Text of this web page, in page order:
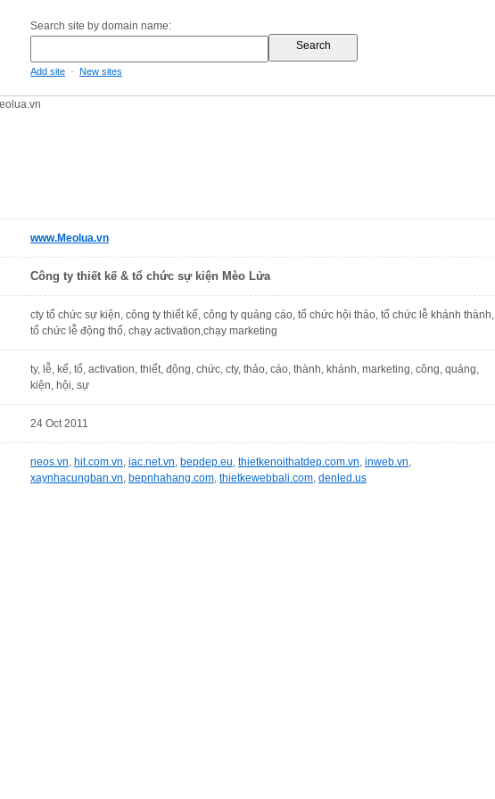
Search site by domain name:
Add site - New sites
www.Meolua.vn
Công ty thiết kế & tổ chức sự kiện Mèo Lửa
cty tổ chức sự kiện, công ty thiết kế, công ty quảng cáo, tổ chức hội thảo, tổ chức lễ khánh thành,
tổ chức lễ động thổ, chạy activation,chạy marketing
ty, lễ, kế, tổ, activation, thiết, động, chức, cty, thảo, cáo, thành, khánh, marketing, công, quảng,
kiện, hội, sự
24 Oct 2011
neos.vn, hit.com.vn, iac.net.vn, bepdep.eu, thietkenoithatdep.com.vn, inweb.vn,
xaynhacungban.vn, bepnhahang.com, thietkewebbali.com, denled.us